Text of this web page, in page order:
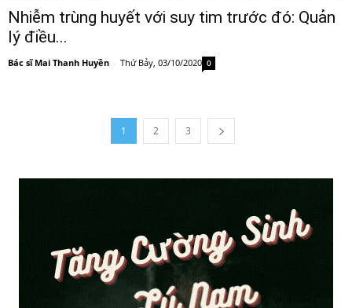
Nhiễm trùng huyết với suy tim trước đó: Quản
lý điều...
Bác sĩ Mai Thanh Huyền - Thứ Bảy, 03/10/2020 0
1 2 3